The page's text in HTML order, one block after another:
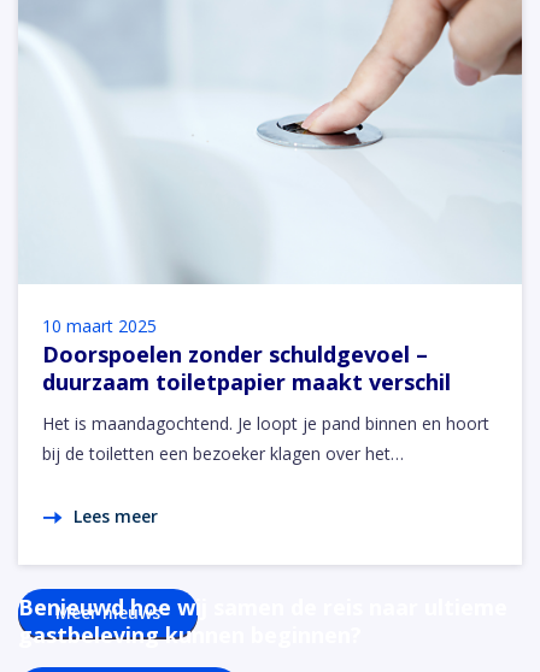
10 maart 2025
Doorspoelen zonder schuldgevoel –
duurzaam toiletpapier maakt verschil
Het is maandagochtend. Je loopt je pand binnen en hoort
bij de toiletten een bezoeker klagen over het…
Lees meer
Meer nieuws
Benieuwd hoe wij samen de reis naar ultieme
gastbeleving kunnen beginnen?